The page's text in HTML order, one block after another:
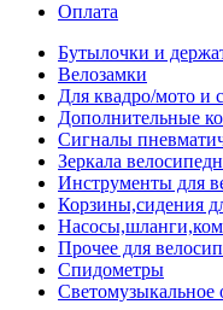
Оплата
Бутылочки и
Велозамки
Для квадро/мото и
Дополнительные
Сигналы
Зеркала
Инструменты для
Корзины,сидения
Прочее для
Спидометры
Светомузыкальное